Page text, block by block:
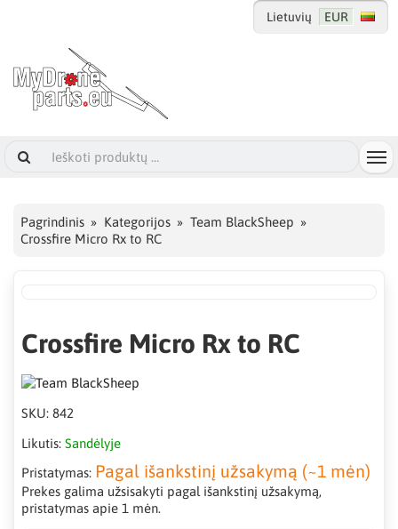
Lietuvių EUR
Pagrindinis Kategorijos
Team BlackSheep
Crossfire Micro Rx to RC
Crossfire Micro Rx to RC
SKU: 842
Likutis: Sandėlyje
Pristatymas: Pagal išankstinį užsakymą (~1 mėn)
Prekes galima užsisakyti pagal išankstinį užsakymą,
pristatymas apie 1 mėn.